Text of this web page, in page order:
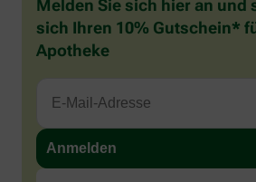
Melden Sie sich hier an und
sich Ihren 10% Gutschein*
Apotheke